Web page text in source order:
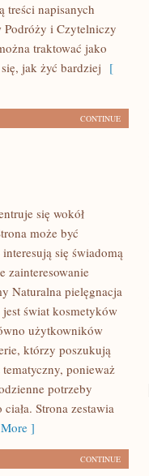
treści napisanych
Podróży i Czytelniczy
traktować jako
jak żyć bardziej [
CONTINUE
się wokół
może być
się świadomą
zainteresowanie
Naturalna pielęgnacja
świat kosmetyków
użytkowników
którzy poszukują
ponieważ
potrzeby
Strona zestawia
]
CONTINUE